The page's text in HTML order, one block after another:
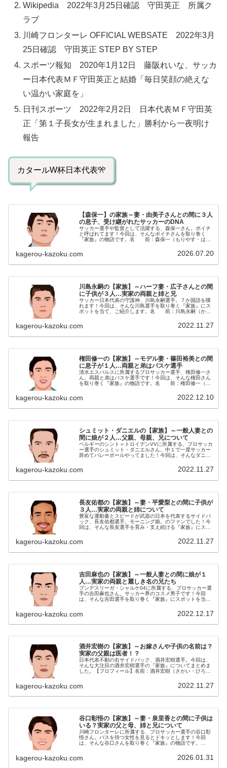
Wikipedia 2022年3月25日確認 守田英正 所属ク
ラブ
川崎フロンターレ OFFICIAL WEBSATE 2022年3月
25日確認 守田英正 STEP BY STEP
スポーツ報知 2020年1月12日 藤阪れいな、サッカ
ー日本代表ＭＦ守田英正と結婚「毎日笑顔の絶えな
い温かい家庭を」
日刊スポーツ 2022年2月2日 日本代表ＭＦ守田英
正「第１子長女が生まれました」勝利から一夜明け
報告
カタールW杯日本代表🎌
【森保一】の家族～妻・由美子さんとの間に３人
の息子、受け継がれたサッカーのDNA
サッカー選手や監督として活躍する、森保一さん。ポイチ
と呼ばれてます！今回は、そんなポイチさんを取り巻く
『家族』の物語です。名 前：森保一（もりやす・はじ
kagerou-kazoku.com 2026.07.20
川島永嗣の【家族】～ハーフ妻・広子さんとの間
に子供が３人…実家の両親と姉と兄
サッカー日本代表の守護神、川島永嗣選手。７か国語を喋
れます！今回は、そんな川島選手を取り巻く『家族』にス
ポットを当て、ご紹介します。名 前：川島永嗣（かわ
kagerou-kazoku.com 2022.11.27
権田修一の【家族】～モデル妻・篠田裕美との間
に息子が１人…両親と弟はバスケ選手
清水エスパルスに所属するプロサッカー選手、権田修一さ
ん。両親と弟はバスケ選手です！今回は、そんな権田さん
を取り巻く『家族』の物語です。名 前：権田修一（ご
kagerou-kazoku.com 2022.12.10
シュミット・ダニエルの【家族】～一般人妻との
間に娘が２人…父親、母親、兄について
ベルギーのシント＝トロイデンVVに所属する、プロサッカ
ー選手のシュミット・ダニエルさん。中１で一度サッカー
辞めてバレーボールやってました！今回は、そんなダニエ
kagerou-kazoku.com 2022.11.27
長友佑都の【家族】～妻・平愛梨との間に子供が
３人…実家の両親と姉について
豊富な運動量とスピードが武器の日本を代表するサイドバ
ック、長友佑都選手。モーニング娘。のファンでした！今
回は、そんな長友選手を育み・支え続ける『家族』にスポ
kagerou-kazoku.com 2022.11.27
吉田麻也の【家族】～一般人妻との間に娘が１
人…実家の両親と麗しき名の兄たち
ブンデスリーガ・シャルケ04に所属する、プロサッカー選
手の吉田麻也さん。サッカー界のコスメ男子です！今回
は、そんな吉田選手を取り巻く『家族』にスポットを当
kagerou-kazoku.com 2022.12.17
酒井宏樹の【家族】～お嫁さんや子供の名前は？
実家の父親は医者！？
日本代表不動の右サイドバック、酒井宏樹選手。今回は、
そんな大注目の酒井宏樹選手の『家族』についてまとめま
した。【プロフィール】名前：酒井宏樹（さかい・ひろ
kagerou-kazoku.com 2022.11.27
谷口彰悟の【家族】～妻・泉里香との間に子供は
いる？実家の父と母、姉と兄について
川崎フロンターレに所属する、プロサッカー選手の谷口彰
悟さん。バスを待つ女性を見るとドキッとします！今回
は、そんな谷口さんを取り巻く『家族』の物語です。
kagerou-kazoku.com 2026.01.31